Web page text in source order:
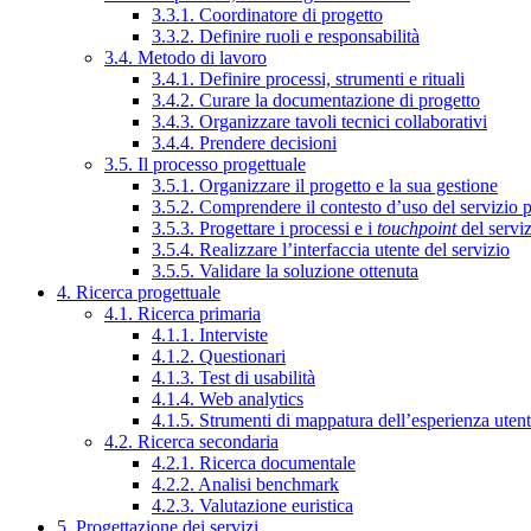
3.3.1. Coordinatore di progetto
3.3.2. Definire ruoli e responsabilità
3.4. Metodo di lavoro
3.4.1. Definire processi, strumenti e rituali
3.4.2. Curare la documentazione di progetto
3.4.3. Organizzare tavoli tecnici collaborativi
3.4.4. Prendere decisioni
3.5. Il processo progettuale
3.5.1. Organizzare il progetto e la sua gestione
3.5.2. Comprendere il contesto d’uso del servizio
3.5.3. Progettare i processi e i touchpointdel
3.5.4. Realizzare l’interfaccia utente del servizio
3.5.5. Validare la soluzione ottenuta
4. Ricerca progettuale
4.1. Ricerca primaria
4.1.1. Interviste
4.1.2. Questionari
4.1.3. Test di usabilità
4.1.4. Web analytics
4.1.5. Strumenti di mappatura dell’esperienza
4.2. Ricerca secondaria
4.2.1. Ricerca documentale
4.2.2. Analisi benchmark
4.2.3. Valutazione euristica
5. Progettazione dei servizi